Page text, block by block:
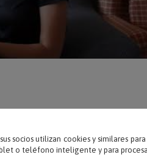
socios utilizan cookies y similares
o teléfono inteligente y para